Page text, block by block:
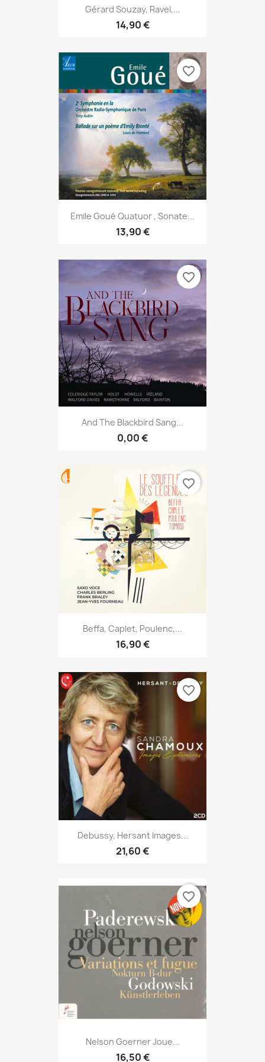
Gérard Souzay, Ravel,...
14,90 €
Emile Goué Quatuor , Sonate...
13,90 €
favorite_border
And The Blackbird Sang...
0,00 €
favorite_border
Beffa, Caplet, Poulenc,...
16,90 €
favorite_border
Debussy, Hersant Images...
21,60 €
favorite_border
Nelson Goerner Joue...
16,50 €
favorite_border